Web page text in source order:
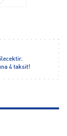
4 taksit!